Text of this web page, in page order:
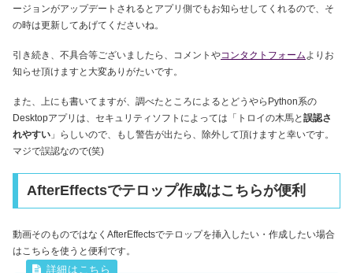
ージョンがアップデートされるとアプリ側でもお知らせしてくれるので、そ
の時は更新してあげてくださいね。
引き続き、不具合等ございましたら、コメントやコンタクトフォームよりお
知らせ頂けますと大変ありがたいです。
また、上にも書いてますが、調べたところによるとどうやらPython系の
Desktopアプリは、セキュリティソフトによっては「トロイの木馬と 誤認さ
れやすい 」らしいので、もし警告が出たら、除外して頂けますと幸いです。
マジで誤認なので(笑)
AfterEffectsでテロップ作成はこちらが便利
動画そのものではなくAfterEffectsでテロップを挿入したい・作成したい場合
はこちらを使うと便利です。